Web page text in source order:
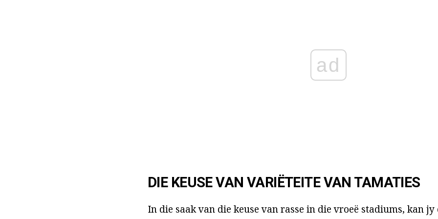
ad
DIE KEUSE VAN VARIËTEITE VAN TAMATIES
In die saak van die keuse van rasse in die vroeë stadiums, kan jy